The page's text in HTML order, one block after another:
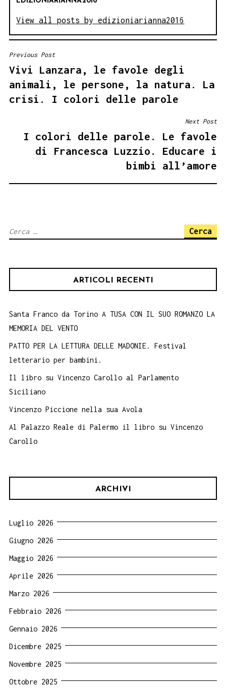
View all posts by edizioniarianna2016
NAVIGAZIONE
ARTICOLI
Previous Post
Vivi Lanzara, le favole degli
animali, le persone, la natura. La
crisi. I colori delle parole
Next Post
I colori delle parole. Le favole
di Francesca Luzzio. Educare i
bimbi all’amore
Ricerca
ARTICOLI RECENTI
Santa Franco da Torino A TUSA CON IL SUO ROMANZO LA
MEMORIA DEL VENTO
PATTO PER LA LETTURA DELLE MADONIE. Festival
letterario per bambini.
Il libro su Vincenzo Carollo al Parlamento
Siciliano
Vincenzo Piccione nella sua Avola
Al Palazzo Reale di Palermo il libro su Vincenzo
Carollo
ARCHIVI
Luglio 2026
Giugno 2026
Maggio 2026
Aprile 2026
Marzo 2026
Febbraio 2026
Gennaio 2026
Dicembre 2025
Novembre 2025
Ottobre 2025